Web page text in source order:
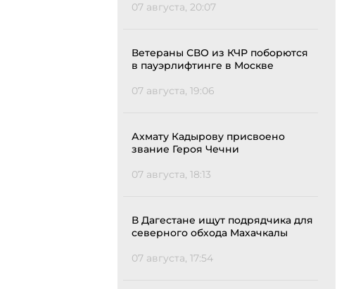
07 августа, 20:07
Ветераны СВО из КЧР поборются
в пауэрлифтинге в Москве
07 августа, 19:06
Ахмату Кадырову присвоено
звание Героя Чечни
07 августа, 18:13
В Дагестане ищут подрядчика для
северного обхода Махачкалы
07 августа, 17:54